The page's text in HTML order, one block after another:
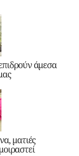
άμεσα
ματιές